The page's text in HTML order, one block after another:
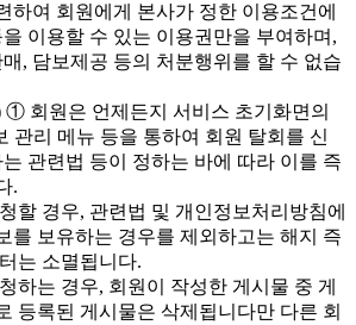
하여 회원에게 본사가 정한 이용조건에
이용할 수 있는 이용권만을 부여하며,
, 담보제공 등의 처분행위를 할 수 없습
① 회원은 언제든지 서비스 초기화면의
관리 메뉴 등을 통하여 회원 탈회를 신
관련법 등이 정하는 바에 따라 이를 즉
.
할 경우, 관련법 및 개인정보처리방침에
를 보유하는 경우를 제외하고는 해지 즉
는 소멸됩니다.
하는 경우, 회원이 작성한 게시물 중 게
등록된 게시물은 삭제됩니다만 다른 회